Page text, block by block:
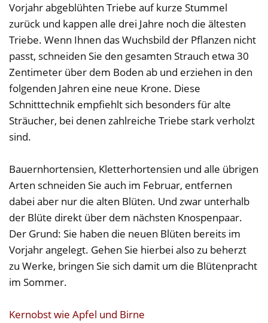
Vorjahr abgeblühten Triebe auf kurze Stummel
zurück und kappen alle drei Jahre noch die ältesten
Triebe. Wenn Ihnen das Wuchsbild der Pflanzen nicht
passt, schneiden Sie den gesamten Strauch etwa 30
Zentimeter über dem Boden ab und erziehen in den
folgenden Jahren eine neue Krone. Diese
Schnitttechnik empfiehlt sich besonders für alte
Sträucher, bei denen zahlreiche Triebe stark verholzt
sind.
Bauernhortensien, Kletterhortensien und alle übrigen
Arten schneiden Sie auch im Februar, entfernen
dabei aber nur die alten Blüten. Und zwar unterhalb
der Blüte direkt über dem nächsten Knospenpaar.
Der Grund: Sie haben die neuen Blüten bereits im
Vorjahr angelegt. Gehen Sie hierbei also zu beherzt
zu Werke, bringen Sie sich damit um die Blütenpracht
im Sommer.
Kernobst wie Apfel und Birne